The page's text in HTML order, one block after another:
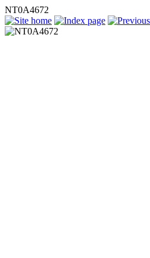
NT0A4672